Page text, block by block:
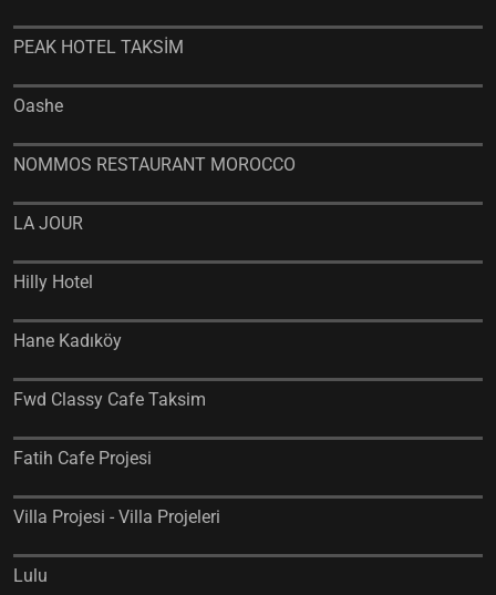
PEAK HOTEL TAKSİM
Oashe
NOMMOS RESTAURANT MOROCCO
LA JOUR
Hilly Hotel
Hane Kadıköy
Fwd Classy Cafe Taksim
Fatih Cafe Projesi
Villa Projesi - Villa Projeleri
Lulu